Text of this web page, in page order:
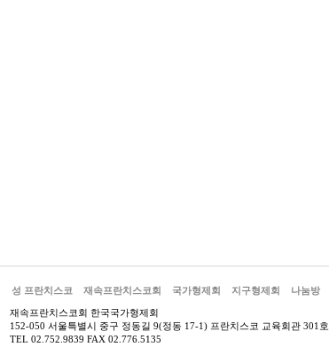
성 프란치스코 재속프란치스코회 국가형제회 지구형제회 나눔방
재속프란치스코회 한국국가형제회
152-050 서울특별시 중구 정동길 9(정동 17-1) 프란치스코 교육회관 301호
TEL 02.752.9839 FAX 02.776.5135